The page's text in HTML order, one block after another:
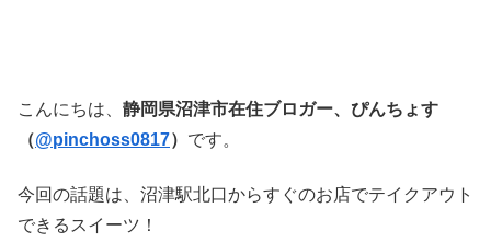
こんにちは、 静岡県沼津市在住ブロガー、ぴんちょす
（@pinchoss0817） です。
今回の話題は、沼津駅北口からすぐのお店でテイクアウト
できるスイーツ！